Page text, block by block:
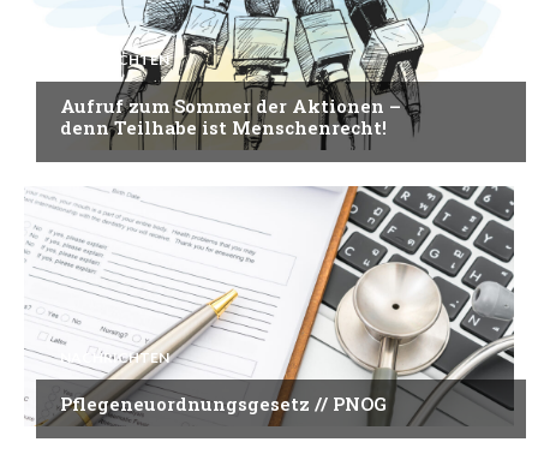
NACHRICHTEN
Aufruf zum Sommer der Aktionen –
denn Teilhabe ist Menschenrecht!
NACHRICHTEN
Pflegeneuordnungsgesetz // PNOG